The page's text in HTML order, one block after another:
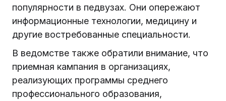
популярности в педвузах. Они опережают
информационные технологии, медицину и
другие востребованные специальности.
В ведомстве также обратили внимание, что
приемная кампания в организациях,
реализующих программы среднего
профессионального образования,